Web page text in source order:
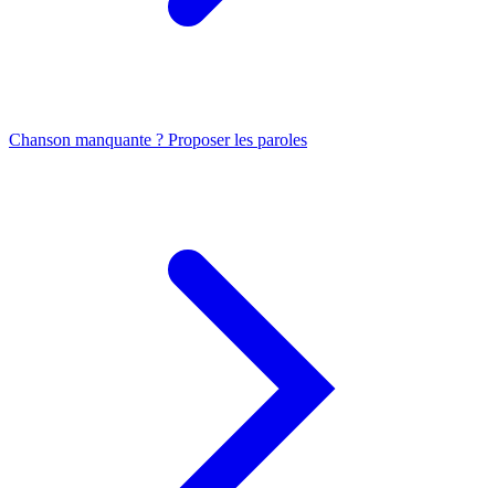
Chanson manquante ? Proposer les paroles